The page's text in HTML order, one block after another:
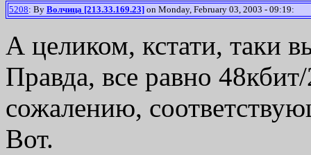
5208: By Волчица [213.33.169.23] on Monday, February 03, 2003 - 09:19:
А целиком, кстати, таки
Правда, все равно
сожалению,
Вот.